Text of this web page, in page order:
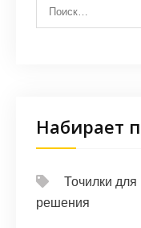
Набирает
Точилки
решения